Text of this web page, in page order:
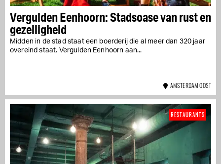
Vergulden Eenhoorn: Stadsoase van rust en
gezelligheid
Midden in de stad staat een boerderij die al meer dan 320 jaar
overeind staat. Vergulden Eenhoorn aan...
AMSTERDAM OOST
RESTAURANTS